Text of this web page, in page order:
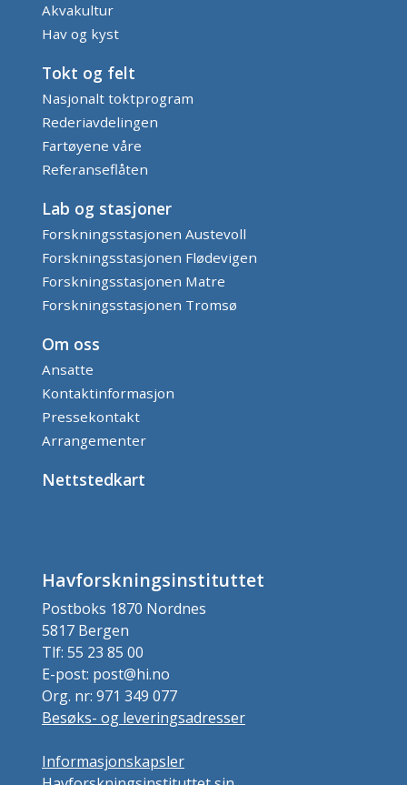
Akvakultur
Hav og kyst
Tokt og felt
Nasjonalt toktprogram
Rederiavdelingen
Fartøyene våre
Referanseflåten
Lab og stasjoner
Forskningsstasjonen Austevoll
Forskningsstasjonen Flødevigen
Forskningsstasjonen Matre
Forskningsstasjonen Tromsø
Om oss
Ansatte
Kontaktinformasjon
Pressekontakt
Arrangementer
Nettstedkart
Havforskningsinstituttet
Postboks 1870 Nordnes
5817 Bergen
Tlf: 55 23 85 00
E-post: post@hi.no
Org. nr: 971 349 077
Besøks- og leveringsadresser
Informasjonskapsler